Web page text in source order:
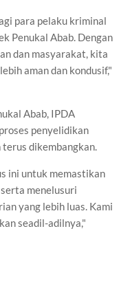
para pelaku kriminal
Penukal Abab. Dengan
dan masyarakat, kita
aman dan kondusif,"
Abab, IPDA
penyelidikan
dikembangkan.
ini untuk memastikan
menelusuri
yang lebih luas. Kami
seadil-adilnya,"